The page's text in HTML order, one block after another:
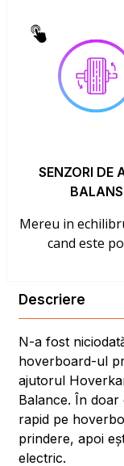
SENZORI DE
BALANS
Mereu in
cand este
Descriere
N-a fost
hoverboard-ul
ajutorul
Balance. În
rapid pe
prindere, apoi
electric.